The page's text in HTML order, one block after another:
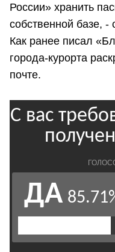
России» хранить
собственной базе,
Как ранее писал
города-курорта
почте.